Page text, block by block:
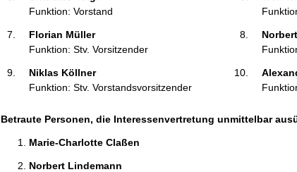
Funktion: Vorstand
Florian Müller
Funktion: Stv. Vorsitzender
Niklas Köllner
Funktion: Stv. Vorstandsvorsitzender
Betraute Personen, die Interessenvertretung unmittelbar
Marie-Charlotte Claßen
Norbert Lindemann